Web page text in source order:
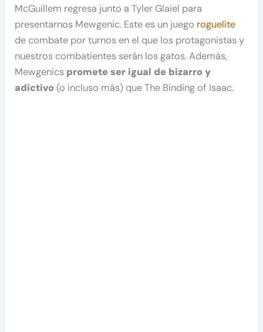
McGuillem regresa junto a Tyler Glaiel para
presentarnos Mewgenic. Este es un juego roguelite
de combate por turnos en el que los protagonistas y
nuestros combatientes serán los gatos. Además,
Mewgenics promete ser igual de bizarro y
adictivo(o incluso más) que The Binding of Isaac.